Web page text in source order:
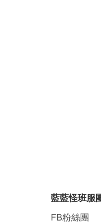
藍藍怪班服
FB粉絲團